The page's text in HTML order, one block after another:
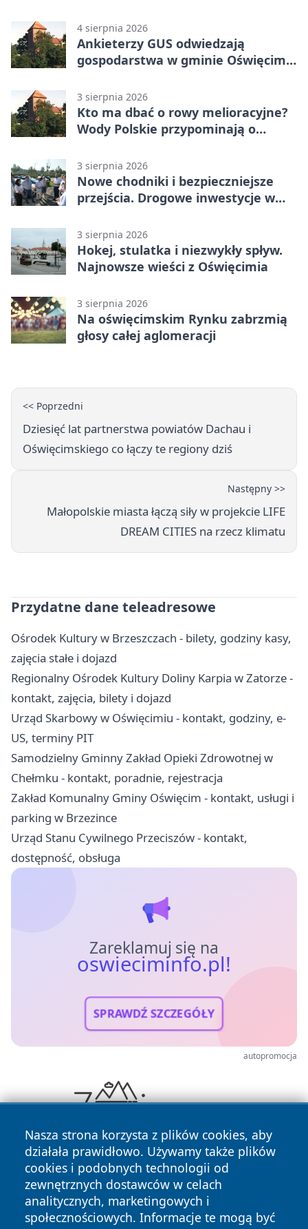
4 sierpnia 2026
Ankieterzy GUS odwiedzają
gospodarstwa w gminie Oświęcim.
3 sierpnia 2026
Kto ma dbać o rowy melioracyjne?
Wody Polskie przypominają o
3 sierpnia 2026
Nowe chodniki i bezpieczniejsze
przejścia. Drogowe inwestycje w
3 sierpnia 2026
Hokej, stulatka i niezwykły spływ.
Najnowsze wieści z Oświęcimia
3 sierpnia 2026
Na oświęcimskim Rynku zabrzmią
głosy całej aglomeracji
<< Poprzedni
Dziesięć lat partnerstwa powiatów Dachau i
Oświęcimskiego co łączy te regiony dziś
Następny >>
Małopolskie miasta łączą siły w projekcie LIFE
DREAM CITIES na rzecz klimatu
Przydatne dane teleadresowe
Ośrodek Kultury w Brzeszczach - bilety, godziny kasy,
zajęcia stałe i dojazd
Regionalny Ośrodek Kultury Doliny Karpia w Zatorze -
kontakt, zajęcia, bilety i dojazd
Urząd Skarbowy w Oświęcimiu - kontakt, godziny, e-
US, terminy PIT
Samodzielny Gminny Zakład Opieki Zdrowotnej w
Chełmku - kontakt, poradnie, rejestracja
Zakład Komunalny Gminy Oświęcim - kontakt, usługi i
parking w Brzezince
Urząd Stanu Cywilnego Przeciszów - kontakt,
dostępność, obsługa
Zareklamuj się na
oswieciminfo.pl!
SPRAWDŹ SZCZEGÓŁY
autopromocja
Nasza strona korzysta z plików cookies, aby
działała prawidłowo. Używamy także plików
cookies i podobnych technologii od
zewnętrznych dostawców w celach
analitycznych, marketingowych i
społecznościowych. Informacje te mogą być